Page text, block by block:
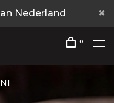
Nederland
0